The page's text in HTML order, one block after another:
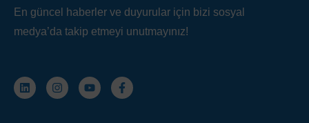
En güncel haberler ve duyurular için bizi sosyal
medya’da takip etmeyi unutmayınız!